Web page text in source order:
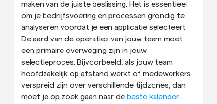
maken van de juiste beslissing. Het is essentieel
om je bedrijfsvoering en processen grondig te
analyseren voordat je een applicatie selecteert.
De aard van de operaties van jouw team moet
een primaire overweging zijn in jouw
selectieproces. Bijvoorbeeld, als jouw team
hoofdzakelijk op afstand werkt of medewerkers
verspreid zijn over verschillende tijdzones, dan
moet je op zoek gaan naar de beste kalender-